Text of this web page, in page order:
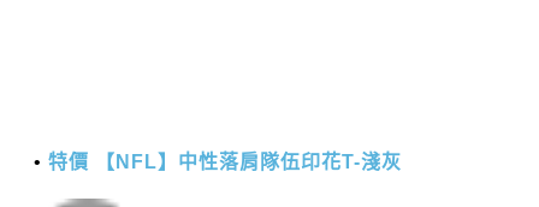
特價 【NFL】中性落肩隊伍印花T-淺灰